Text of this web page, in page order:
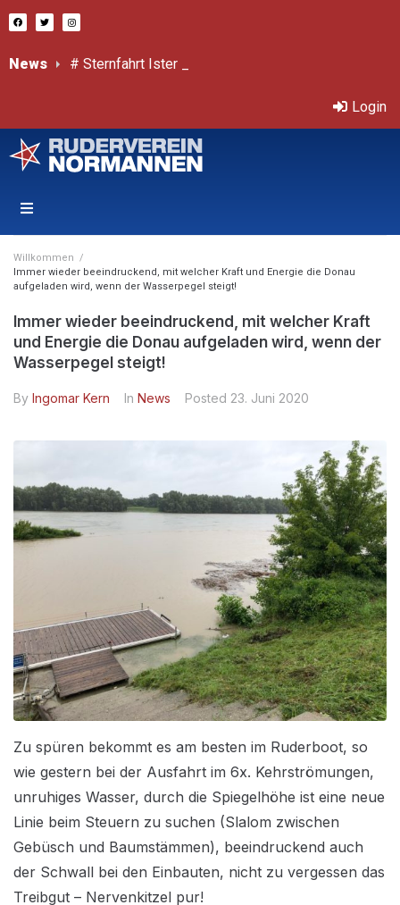
News # Sternfahrt Ister – 18.
Bericht von Sprint-ÖM
Login
Willkommen /
Immer wieder beeindruckend, mit welcher Kraft und Energie die Donau
aufgeladen wird, wenn der Wasserpegel steigt!
Immer wieder beeindruckend, mit welcher Kraft
und Energie die Donau aufgeladen wird, wenn der
Wasserpegel steigt!
By Ingomar Kern In News Posted 23. Juni 2020
Zu spüren bekommt es am besten im Ruderboot, so
wie gestern bei der Ausfahrt im 6x. Kehrströmungen,
unruhiges Wasser, durch die Spiegelhöhe ist eine neue
Linie beim Steuern zu suchen (Slalom zwischen
Gebüsch und Baumstämmen), beeindruckend auch
der Schwall bei den Einbauten, nicht zu vergessen das
Treibgut – Nervenkitzel pur!